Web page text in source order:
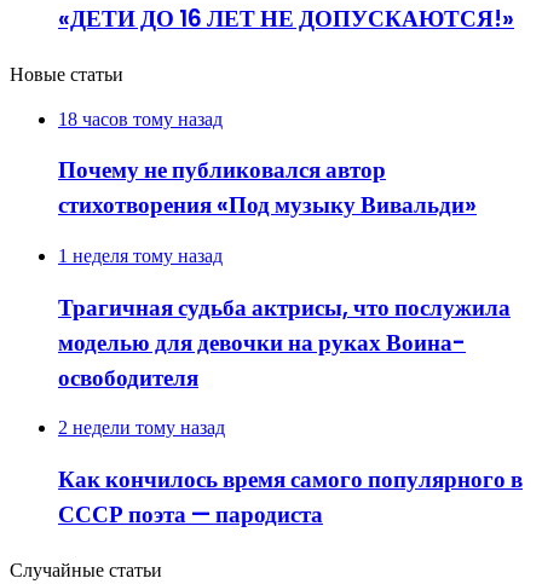
«ДЕТИ ДО 16 ЛЕТ НЕ ДОПУСКАЮТСЯ!»
Новые статьи
18 часов тому назад
Почему не публиковался автор
стихотворения «Под музыку Вивальди»
1 неделя тому назад
Трагичная судьба актрисы, что послужила
моделью для девочки на руках Воина-
освободителя
2 недели тому назад
Как кончилось время самого популярного в
СССР поэта — пародиста
Случайные статьи